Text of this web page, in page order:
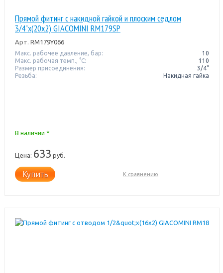
Прямой фитинг с накидной гайкой и плоским седлом
3/4"x(20x2) GIACOMINI RM179SP
Арт. RM179Y066
Макс. рабочее давление, бар:
10
Макс. рабочая темп., °С:
110
Размер присоединения:
3/4"
Резьба:
Накидная гайка
В наличии *
Цена: 633 руб.
Купить К сравнению